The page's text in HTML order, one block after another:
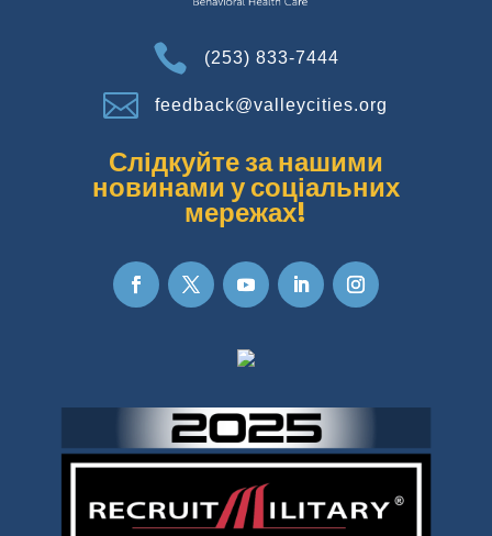
 (253) 833-7444
 feedback@valleycities.org
Слідкуйте за нашими
новинами у соціальних
мережах!